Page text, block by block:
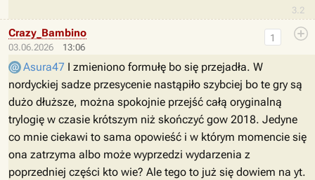
3.2
03.06.2026 13:06
1
Crazy_Bambino
Asura47 I zmieniono formułę bo się przejadła. W
nordyckiej sadze przesycenie nastąpiło szybciej bo te gry są
dużo dłuższe, można spokojnie przejść całą oryginalną
trylogię w czasie krótszym niż skończyć gow 2018. Jedyne
co mnie ciekawi to sama opowieść i w którym momencie się
ona zatrzyma albo może wyprzedzi wydarzenia z
poprzedniej części kto wie? Ale tego to już się dowiem na yt.